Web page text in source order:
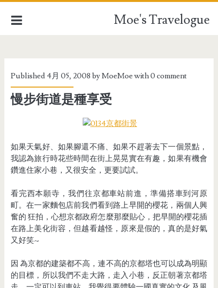
Moe's Travelogue
TAIWAN
Published 4月 05, 2008 byMoeMoewith0 comment
慢步街道是種享受
如果天氣好、如果腳還不痛、如果不趕著去下一個景點，
我認為旅行時花些時間在街上晃晃實在有趣，如果有機會
鑽進住家小巷，又很安全，更要試試。
看完西本願寺，我們往京都車站前進，準備搭車到河原
町。在一家麵包店前我們看到路上早開的櫻花，兩個人興
奮的 狂拍，心想京都政府怎麼那麼貼心，把早開的櫻花插
在路上美化街容，但越看越怪，原來是假的，真的是好氣
又好笑~
因 為京都的建築都不高，連不高的京都塔也可以成為明顯
的目標，所以我們不走大路，走入小巷，反正朝著京都塔